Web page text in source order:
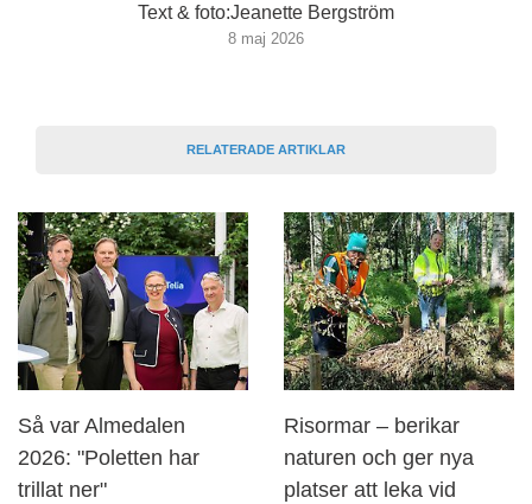
Text & foto:Jeanette Bergström
8 maj 2026
RELATERADE ARTIKLAR
Så var Almedalen
2026: "Poletten har
trillat ner"
Risormar – berikar
naturen och ger nya
platser att leka vid